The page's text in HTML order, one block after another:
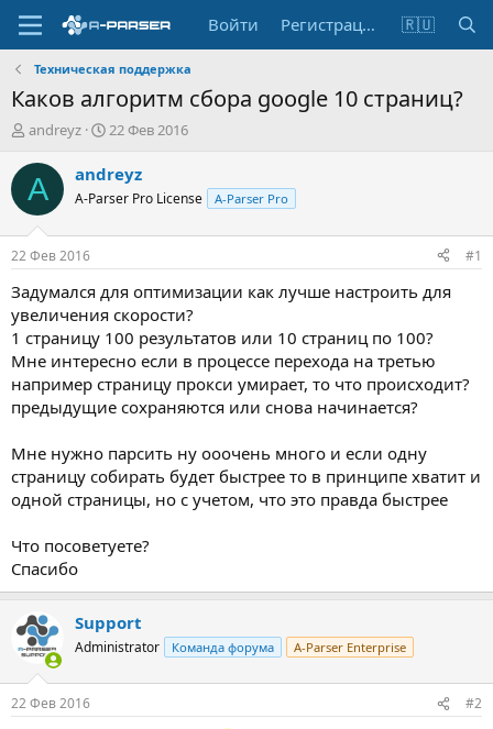
Войти Регистрация 🇷🇺
Техническая поддержка
Каков алгоритм сбора google 10 страниц?
А
т
о
т
е
м
ы
andreyz
Д
т
н
а
л
а
22 Фев 2016
A andreyz
A-Parser Pro License A-Parser Pro
22 Фев 2016 #1
Задумался для оптимизации как лучше настроить для
увеличения скорости?
1 страницу 100 результатов или 10 страниц по 100?
Мне интересно если в процессе перехода на третью
например страницу прокси умирает, то что происходит?
предыдущие сохраняются или снова начинается?
Мне нужно парсить ну ооочень много и если одну
страницу собирать будет быстрее то в принципе хватит и
одной страницы, но с учетом, что это правда быстрее
Что посоветуете?
Спасибо
Support
Administrator Команда форума A-Parser Enterprise
22 Фев 2016 #2